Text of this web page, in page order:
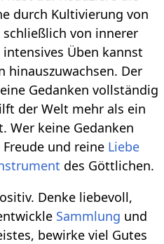
durch Kultivierung von
von innerer
Üben kannst
hinauszuwachsen. Der
Gedanken vollständig
der Welt mehr als ein
Wer keine Gedanken
und reine Liebe
des Göttlichen.
Denke liebevoll,
Sammlung und
bewirke viel Gutes